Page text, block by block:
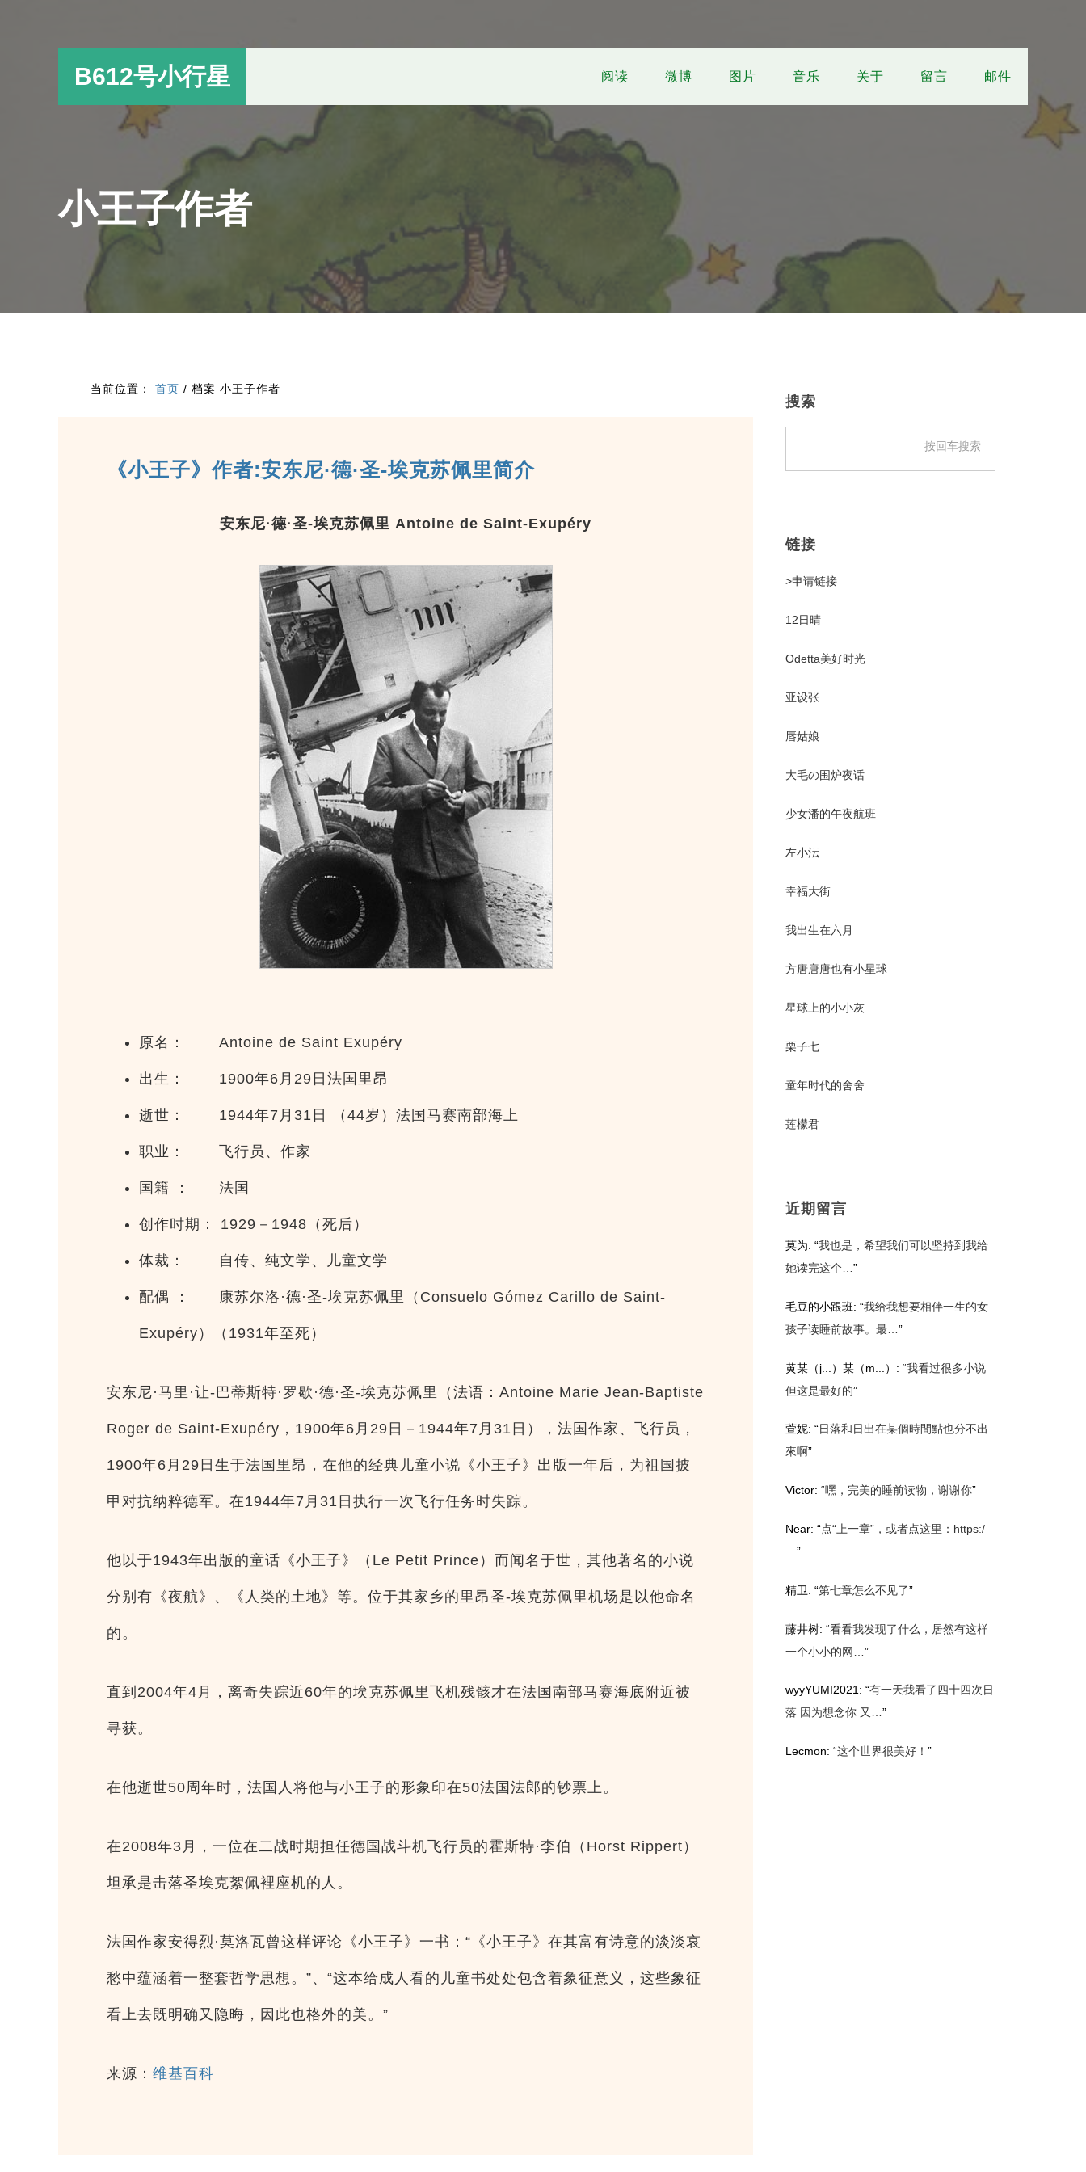
B612号小行星 阅读 微博 图片 音乐 关于 留言 邮件
小王子作者
当前位置： 首页 / 档案 小王子作者
《小王子》作者:安东尼·德·圣-埃克苏佩里简介
安东尼·德·圣-埃克苏佩里 Antoine de Saint-Exupéry
原名： Antoine de Saint Exupéry
出生： 1900年6月29日法国里昂
逝世： 1944年7月31日 （44岁）法国马赛南部海上
职业： 飞行员、作家
国籍 ： 法国
创作时期： 1929－1948（死后）
体裁： 自传、纯文学、儿童文学
配偶 ： 康苏尔洛·德·圣-埃克苏佩里（Consuelo Gómez Carillo de Saint-
Exupéry）（1931年至死）
安东尼·马里·让-巴蒂斯特·罗歇·德·圣-埃克苏佩里（法语：Antoine Marie Jean-Baptiste
Roger de Saint-Exupéry，1900年6月29日－1944年7月31日），法国作家、飞行员，
1900年6月29日生于法国里昂，在他的经典儿童小说《小王子》出版一年后，为祖国披
甲对抗纳粹德军。在1944年7月31日执行一次飞行任务时失踪。
他以于1943年出版的童话《小王子》（Le Petit Prince）而闻名于世，其他著名的小说
分别有《夜航》、《人类的土地》等。位于其家乡的里昂圣-埃克苏佩里机场是以他命名
的。
直到2004年4月，离奇失踪近60年的埃克苏佩里飞机残骸才在法国南部马赛海底附近被
寻获。
在他逝世50周年时，法国人将他与小王子的形象印在50法国法郎的钞票上。
在2008年3月，一位在二战时期担任德国战斗机飞行员的霍斯特·李伯（Horst Rippert）
坦承是击落圣埃克絮佩裡座机的人。
法国作家安得烈·莫洛瓦曾这样评论《小王子》一书：“《小王子》在其富有诗意的淡淡哀
愁中蕴涵着一整套哲学思想。”、“这本给成人看的儿童书处处包含着象征意义，这些象征
看上去既明确又隐晦，因此也格外的美。”
来源： 维基百科
搜索
链接
>申请链接
12日晴
Odetta美好时光
亚设张
唇姑娘
大毛の围炉夜话
少女潘的午夜航班
左小沄
幸福大街
我出生在六月
方唐唐唐也有小星球
星球上的小小灰
栗子七
童年时代的舍舍
莲檬君
近期留言
莫为: “我也是，希望我们可以坚持到我给
她读完这个… ”
毛豆的小跟班: “我给我想要相伴一生的女
孩子读睡前故事。最… ”
黄某（j...）某（m...） : “我看过很多小说
但这是最好的”
萱妮: “日落和日出在某個時間點也分不出
來啊”
Victor: “嘿，完美的睡前读物，谢谢你”
Near: “点“上一章”，或者点这里：https:/
”
精卫: “第七章怎么不见了”
藤井树: “看看我发现了什么，居然有这样
一个小小的网… ”
wyyYUMI2021: “有一天我看了四十四次日
落 因为想念你 又…”
Lecmon: “这个世界很美好！ ”